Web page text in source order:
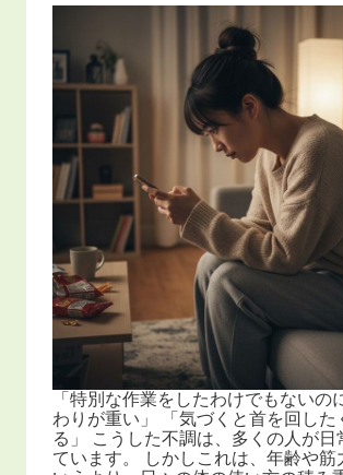
「特別な作業をしたわけでもないの
わりが重い」 「気づくと首を回した
る」 こうした不調は、多くの人が日
ています。 しかしこれは、年齢や筋